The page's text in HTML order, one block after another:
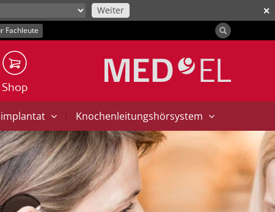
✕
Weiter
Fachleute
Shop
| Knochenleitungshörsystem